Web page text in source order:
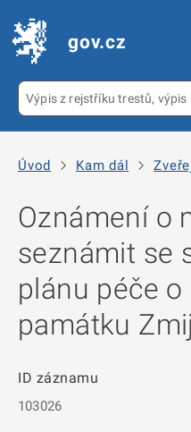
gov.cz
Úvod Kam dál
Oznámení o
seznámit se
plánu péče
památku
ID záznamu
103026